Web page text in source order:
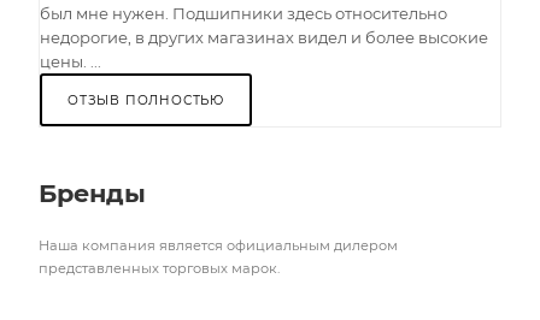
был мне нужен. Подшипники здесь относительно
недорогие, в других магазинах видел и более высокие
цены. ...
ОТЗЫВ ПОЛНОСТЬЮ
Бренды
Наша компания является официальным дилером
представленных торговых марок.